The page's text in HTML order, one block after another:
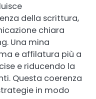
della scrittura,
chiara
Una mina
e affilatura più a
e riducendo la
Questa coerenza
in modo